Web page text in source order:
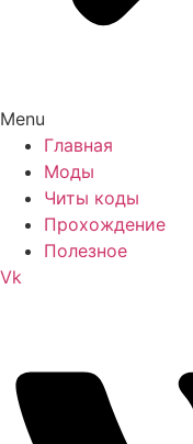
Menu
Главная
Моды
Читы коды
Прохождение
Полезное
Vk